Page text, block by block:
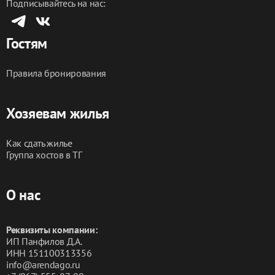
Подписывайтесь на нас:
Гостям
Правила бронирования
Хозяевам жилья
Как сдать жилье
Группа хостов в ТГ
О нас
Реквизиты компании:
ИП Панфилов Д.А.
ИНН 151100313356
info@arendago.ru